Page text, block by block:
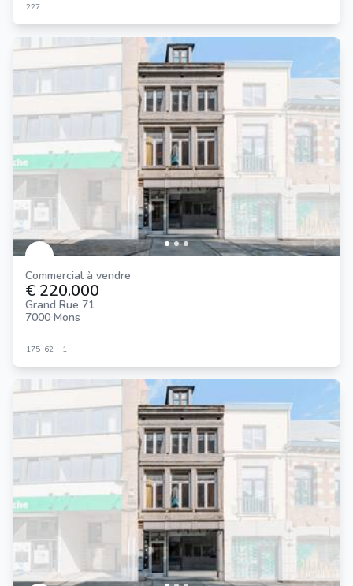
227
Commercial à vendre
€ 220.000
Grand Rue 71
7000 Mons
175 62 1